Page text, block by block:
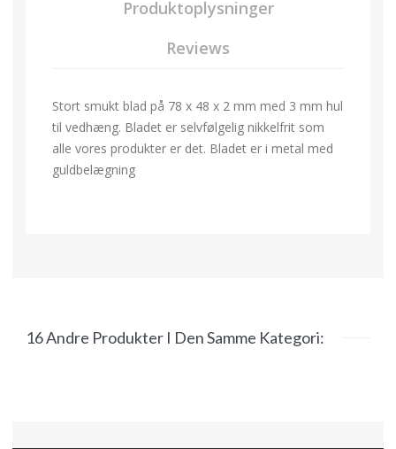
Produktoplysninger
Reviews
Stort smukt blad på 78 x 48 x 2 mm med 3 mm hul
til vedhæng. Bladet er selvfølgelig nikkelfrit som
alle vores produkter er det. Bladet er i metal med
guldbelægning
16 Andre Produkter I Den Samme Kategori: